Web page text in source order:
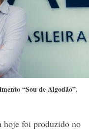
“Sou de Algodão”.
hoje foi produzido no